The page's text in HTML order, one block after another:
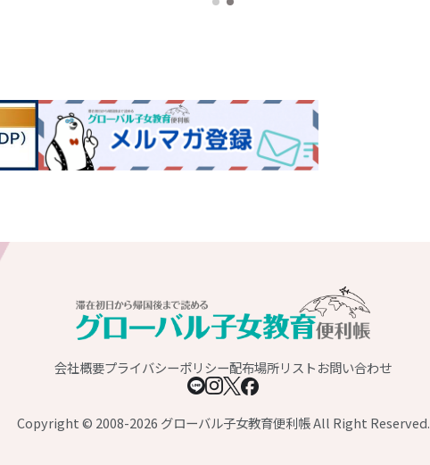
会社概要プライバシーポリシー配布場所リストお問い合わせ
Copyright © 2008-2026 グローバル子女教育便利帳 All Right Reserved.